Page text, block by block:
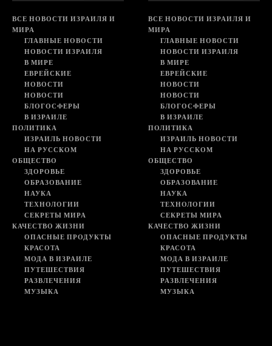
ВСЕ НОВОСТИ ИЗРАИЛЯ И
МИРА
ГЛАВНЫЕ НОВОСТИ
НОВОСТИ ИЗРАИЛЯ
В МИРЕ
ЕВРЕЙСКИЕ
НОВОСТИ
НОВОСТИ
БЛОГОСФЕРЫ
В ИЗРАИЛЕ
ПОЛИТИКА
ИЗРАИЛЬ НОВОСТИ
НА РУССКОМ
ОБЩЕСТВО
ЗДОРОВЬЕ
ОБРАЗОВАНИЕ
НАУКА
ТЕХНОЛОГИИ
СЕКРЕТЫ МИРА
КАЧЕСТВО ЖИЗНИ
ОПАСНЫЕ ПРОДУКТЫ
КРАСОТА
МОДА В ИЗРАИЛЕ
ПУТЕШЕСТВИЯ
РАЗВЛЕЧЕНИЯ
МУЗЫКА
ВСЕ НОВОСТИ ИЗРАИЛЯ И
МИРА
ГЛАВНЫЕ НОВОСТИ
НОВОСТИ ИЗРАИЛЯ
В МИРЕ
ЕВРЕЙСКИЕ
НОВОСТИ
НОВОСТИ
БЛОГОСФЕРЫ
В ИЗРАИЛЕ
ПОЛИТИКА
ИЗРАИЛЬ НОВОСТИ
НА РУССКОМ
ОБЩЕСТВО
ЗДОРОВЬЕ
ОБРАЗОВАНИЕ
НАУКА
ТЕХНОЛОГИИ
СЕКРЕТЫ МИРА
КАЧЕСТВО ЖИЗНИ
ОПАСНЫЕ ПРОДУКТЫ
КРАСОТА
МОДА В ИЗРАИЛЕ
ПУТЕШЕСТВИЯ
РАЗВЛЕЧЕНИЯ
МУЗЫКА